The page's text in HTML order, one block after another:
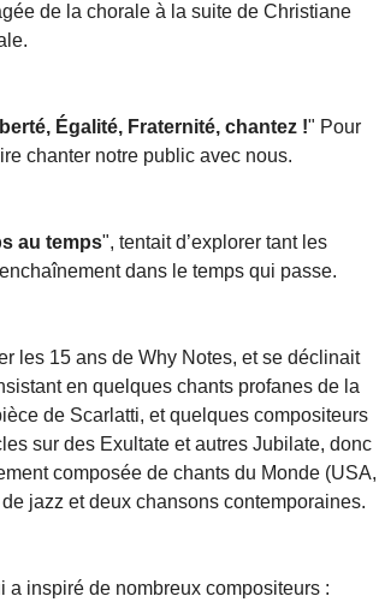
de la chorale à la suite de Christiane
Égalité, Fraternité, chantez !" Pour
chanter notre public avec nous.
au temps", tentait d’explorer tant les
dans le temps qui passe.
les 15 ans de Why Notes, et se déclinait
en quelques chants profanes de la
de Scarlatti, et quelques compositeurs
sur des Exultate et autres Jubilate, donc
composée de chants du Monde (USA,
jazz et deux chansons contemporaines.
a inspiré de nombreux compositeurs :